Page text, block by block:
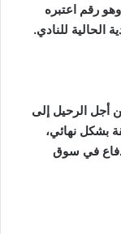
رقم اعتبره
للنادي.
أجل الرحيل إلى
بشكل نهائي،
في سوق